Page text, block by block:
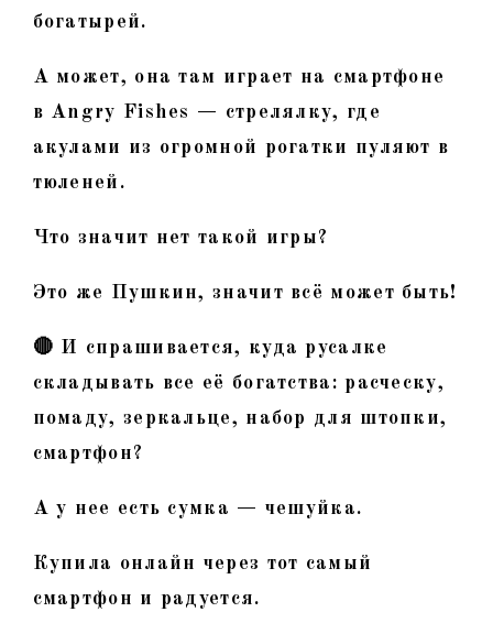
богатырей.
А может, она там играет на смартфоне
в Angry Fishes — стрелялку, где
акулами из огромной рогатки пуляют в
тюленей.
Что значит нет такой игры?
Это же Пушкин, значит всё может быть!
🔴 И спрашивается, куда русалке
складывать все её богатства: расческу,
помаду, зеркальце, набор для штопки,
смартфон?
А у нее есть сумка — чешуйка.
Купила онлайн через тот самый
смартфон и радуется.